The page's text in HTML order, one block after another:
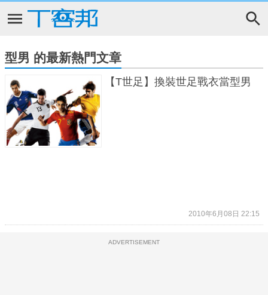
型男 的最新熱門文章
【T世足】換裝世足戰衣當型男
2010年6月08日 22:15
ADVERTISEMENT